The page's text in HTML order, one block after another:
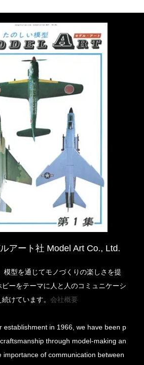
アート社 Model Art Co., Ltd.
模型を通じてモノづくりの楽しさを提
ーをテーマに人と人のコミュニケーシ
続けています。会社概要
establishment in 1966, we have been p
through model-making an
importance of communication between